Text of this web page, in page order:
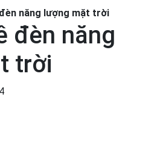
năng lượng mặt trời
đèn năng
trời